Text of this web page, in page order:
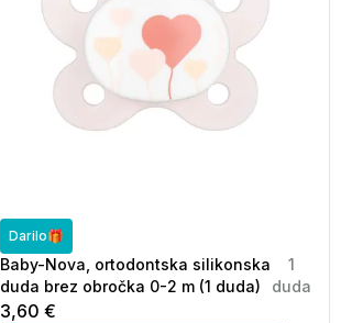
Darilo🎁
Baby-Nova, ortodontska silikonska
duda brez obročka 0-2 m (1 duda)
1
duda
3,60 €